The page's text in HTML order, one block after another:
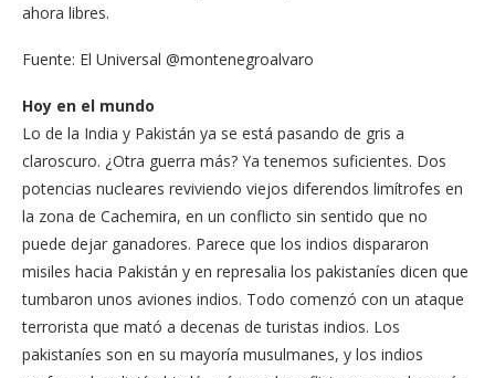
ahora libres.
Fuente: El Universal @montenegroalvaro
Hoy en el mundo
Lo de la India y Pakistán ya se está pasando de gris a
claroscuro. ¿Otra guerra más? Ya tenemos suficientes. Dos
potencias nucleares reviviendo viejos diferendos limítrofes en
la zona de Cachemira, en un conflicto sin sentido que no
puede dejar ganadores. Parece que los indios dispararon
misiles hacia Pakistán y en represalia los pakistaníes dicen que
tumbaron unos aviones indios. Todo comenzó con un ataque
terrorista que mató a decenas de turistas indios. Los
pakistaníes son en su mayoría musulmanes, y los indios